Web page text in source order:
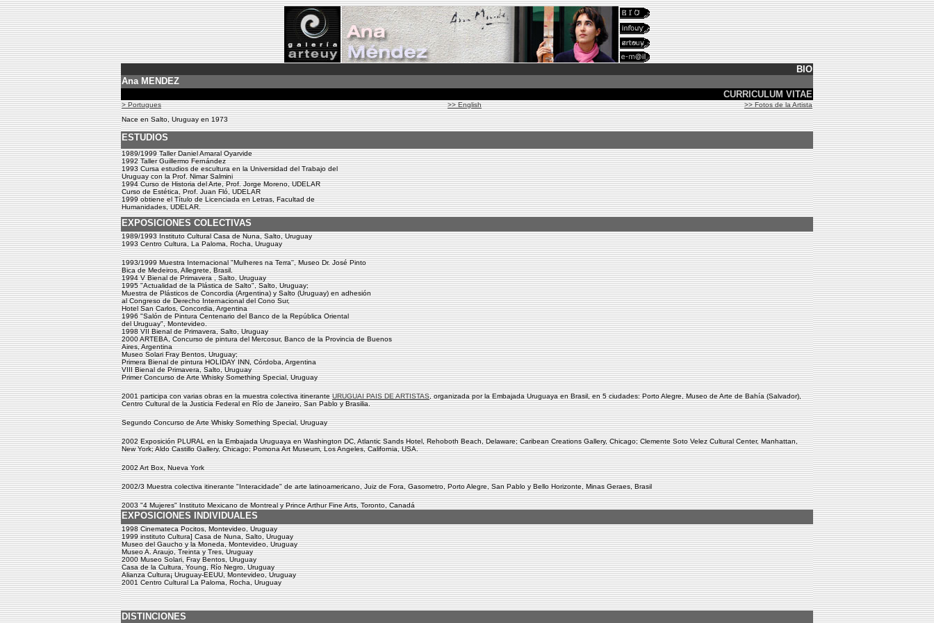
BIO
Ana MENDEZ
CURRICULUM VITAE
> Portugues >> English
>> Fotos de la Artista
Nace en Salto, Uruguay en 1973
ESTUDIOS
1989/1999 Taller Daniel Amaral Oyarvide
1992 Taller Guillermo Fernández
1993 Cursa estudios de escultura en la Universidad del Trabajo del
Uruguay con la Prof. Nimar Salmini
1994 Curso de Historia del Arte, Prof. Jorge Moreno, UDELAR
Curso de Estética, Prof. Juan Fló, UDELAR
1999 obtiene el Título de Licenciada en Letras, Facultad de
Humanidades, UDELAR.
EXPOSICIONES COLECTIVAS
1989/1993 Instituto Cultural Casa de Nuna, Salto, Uruguay
1993 Centro Cultura, La Paloma, Rocha, Uruguay
1993/1999 Muestra Internacional "Mulheres na Terra'', Museo Dr. José Pinto
Bica de Medeiros, Allegrete, Brasil.
1994 V Bienal de Primavera , Salto, Uruguay
1995 "Actualidad de la Plástica de Salto", Salto, Uruguay;
Muestra de Plásticos de Concordia (Argentina) y Salto (Uruguay) en adhesión
al Congreso de Derecho Internacional del Cono Sur,
Hotel San Carlos, Concordia, Argentina
1996 "Salón de Pintura Centenario del Banco de la República Oriental
del Uruguay", Montevideo.
1998 VII Bienal de Primavera, Salto, Uruguay
2000 ARTEBA, Concurso de pintura del Mercosur, Banco de la Provincia de Buenos
Aires, Argentina
Museo Solari Fray Bentos, Uruguay;
Primera Bienal de pintura HOLIDAY INN, Córdoba, Argentina
VIII Bienal de Primavera, Salto, Uruguay
Primer Concurso de Arte Whisky Something Special, Uruguay
2001 participa con varias obras en la muestra colectiva itineranteURUGUAI PAIS DE ARTISTAS, organizada por la Embajada Uruguaya en Brasil, en 5 ciudades: Porto Alegre, Museo de Arte de Bahía (Salvador),
Centro Cultural de la Justicia Federal en Río de Janeiro, San Pablo y Brasilia.
Segundo Concurso de Arte Whisky Something Special, Uruguay
2002 Exposición PLURAL en la Embajada Uruguaya en Washington DC, Atlantic Sands Hotel, Rehoboth Beach, Delaware; Caribean Creations Gallery, Chicago; Clemente Soto Velez Cultural Center, Manhattan,
New York; Aldo Castillo Gallery, Chicago; Pomona Art Museum, Los Angeles, California, USA.
2002 Art Box, Nueva York
2002/3 Muestra colectiva itinerante "Interacidade" de arte latinoamericano, Juiz de Fora, Gasometro, Porto Alegre, San Pablo y Bello Horizonte, Minas Geraes, Brasil
2003 "4 Mujeres" Instituto Mexicano de Montreal y Prince Arthur Fine Arts, Toronto, Canadá
EXPOSICIONES INDIVIDUALES
1998 Cinemateca Pocitos, Montevideo, Uruguay
1999 instituto Cultura] Casa de Nuna, Salto, Uruguay
Museo del Gaucho y la Moneda, Montevideo, Uruguay
Museo A. Araujo, Treinta y Tres, Uruguay
2000 Museo Solari, Fray Bentos, Uruguay
Casa de la Cultura, Young, Río Negro, Uruguay
Alianza Cultura¡ Uruguay-EEUU, Montevideo, Uruguay
2001 Centro Cultural La Paloma, Rocha, Uruguay
DISTINCIONES